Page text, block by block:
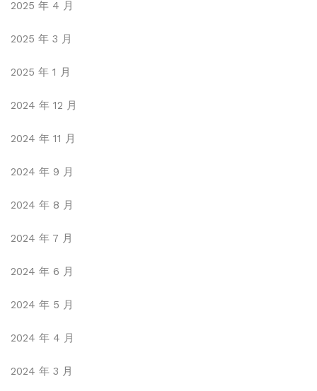
2025 年 4 月
2025 年 3 月
2025 年 1 月
2024 年 12 月
2024 年 11 月
2024 年 9 月
2024 年 8 月
2024 年 7 月
2024 年 6 月
2024 年 5 月
2024 年 4 月
2024 年 3 月